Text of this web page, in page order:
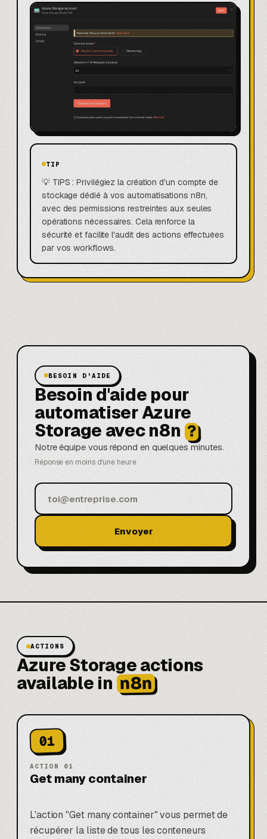
TIP
💡 TIPS : Privilégiez la création d'un compte de
stockage dédié à vos automatisations n8n,
avec des permissions restreintes aux seules
opérations nécessaires. Cela renforce la
sécurité et facilite l'audit des actions effectuées
par vos workflows.
BESOIN D'AIDE
Besoin d'aide pour
automatiser Azure
Storage avec n8n ?
Notre équipe vous répond en quelques minutes.
Réponse en moins d'une heure
Envoyer
ACTIONS
Azure Storage actions
available in n8n
01
ACTION 01
Get many container
L'action "Get many container" vous permet de
récupérer la liste de tous les conteneurs